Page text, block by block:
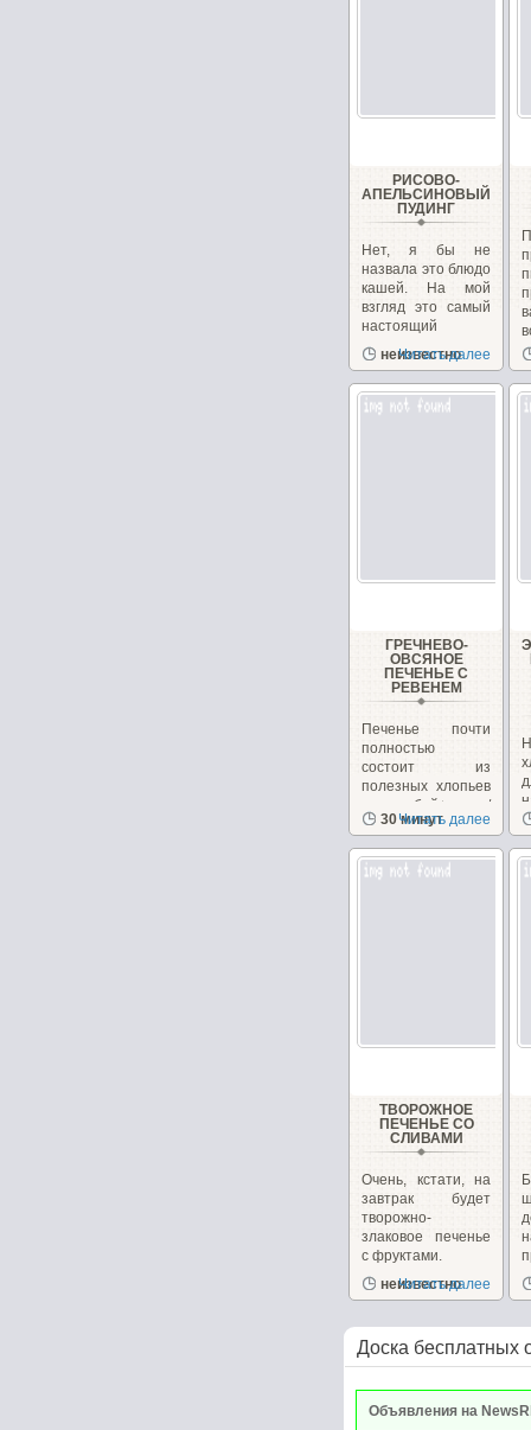
РИСОВО-
АПЕЛЬСИНОВЫЙ
ПУДИНГ
Нет, я бы не
назвала это блюдо
кашей. На мой
взгляд это самый
настоящий
пудинг....
неизвестно
Читать далее
ГРЕЧНЕВО-
ОВСЯНОЕ
ПЕЧЕНЬЕ С
РЕВЕНЕМ
Печенье почти
полностью
состоит из
полезных хлопьев
и отрубей+орехи/
семечки,...
30 минут
Читать далее
ТВОРОЖНОЕ
ПЕЧЕНЬЕ СО
СЛИВАМИ
Очень, кстати, на
завтрак будет
творожно-
злаковое печенье
с фруктами.
неизвестно
Читать далее
Доска бесплатных
Объявления на